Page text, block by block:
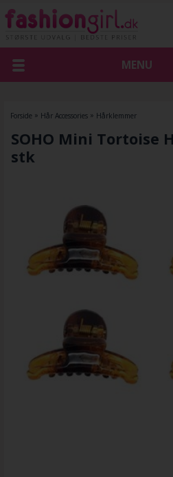
MENU
Forside » Hår Accessories» Hårklemmer
SOHO Mini Tortoise
stk